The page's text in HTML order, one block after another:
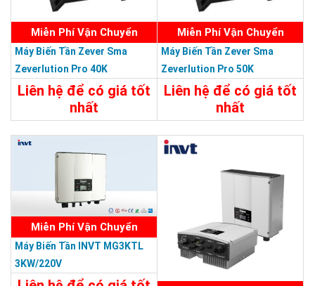
Miễn Phí Vận Chuyển
Máy Biến Tần Zever Sma
Zeverlution Pro 40K
40Kw/380V
Liên hệ để có giá tốt
nhất
Miễn Phí Vận Chuyển
Máy Biến Tần Zever Sma
Zeverlution Pro 50K
50KW/380V
Liên hệ để có giá tốt
nhất
Miễn Phí Vận Chuyển
Máy Biến Tần INVT MG3KTL
3KW/220V